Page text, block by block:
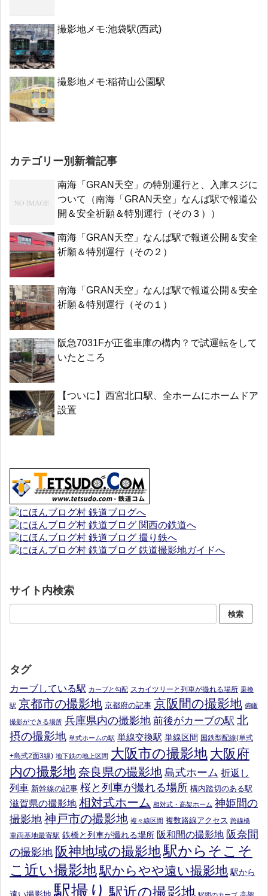
撮影地メモ:池袋駅(西武)
撮影地メモ:稲荷山公園駅
カテゴリー別新着記事
南海「GRAN天空」の特別運行と、入庫スジに
ついて（南海「GRAN天空」なんば駅で報道公
開＆安全祈願＆特別運行（その３））
南海「GRAN天空」なんば駅で報道公開＆安全
祈願＆特別運行（その２）
南海「GRAN天空」なんば駅で報道公開＆安全
祈願＆特別運行（その１）
阪急7031Fが正雀車庫の構内？で試運転をして
いたところ
【ついに】西宮北口駅、全ホームにホームドア
設置
サイト内検索
タグ
カーブしている駅 カーブと勾配 スカイツリーと列車が撮れる場所 乗換
駅 京都市の撮影地 京都府の記事 京阪間の撮影地 俯瞰
撮影ができる場所 兵庫県内の撮影地 前後がカーブの駅 北
摂の撮影地 単式ホームの駅 単線交換駅 単線区間 国鉄型配線(単式
+島式2面3線) 地下鉄の地上区間 大阪市の撮影地 大阪府
内の撮影地奈良県の撮影地 島式ホーム 折返し
列車 新幹線の記事 桜と列車が撮れる場所 構内踏切のある駅
滋賀県の撮影地 相対式ホーム 相対式・高架ホーム 神姫間の
撮影地神戸市の撮影地 複々線区間 複数路線アクセス 跨線橋
車両基地最寄駅 鉄橋と列車が撮れる場所 阪和間の撮影地 阪奈間
の撮影地 阪神地域の撮影地駅からそこそ
こ近い撮影地駅からやや遠い撮影地 駅から
駅撮り 駅近の撮影地